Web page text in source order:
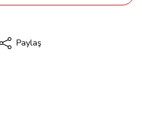
Paylaş